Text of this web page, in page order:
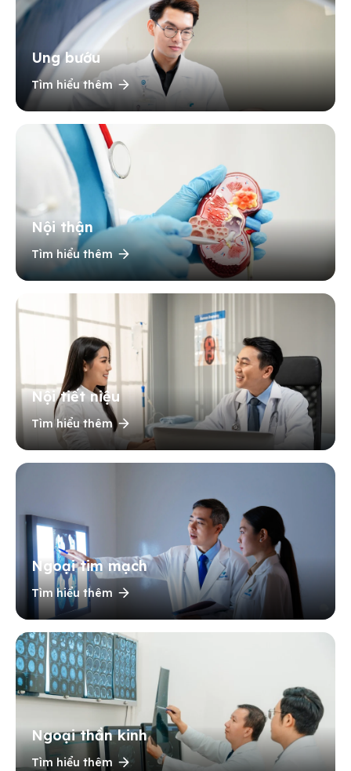
Ung bướu
Tìm hiểu thêm
Nội thận
Tìm hiểu thêm
Nội tiết niệu
Tìm hiểu thêm
Ngoại tim mạch
Tìm hiểu thêm
Ngoại thần kinh
Tìm hiểu thêm